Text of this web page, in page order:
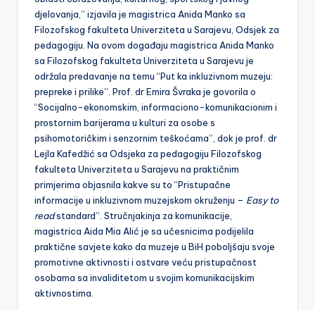
djelovanja,” izjavila je magistrica Anida Manko sa
Filozofskog fakulteta Univerziteta u Sarajevu, Odsjek za
pedagogiju. Na ovom događaju magistrica Anida Manko
sa Filozofskog fakulteta Univerziteta u Sarajevu je
održala predavanje na temu “Put ka inkluzivnom muzeju:
prepreke i prilike”. Prof. dr Emira Švraka je govorila o
“Socijalno-ekonomskim, informaciono-komunikacionim i
prostornim barijerama u kulturi za osobe s
psihomotoričkim i senzornim teškoćama”, dok je prof. dr
Lejla Kafedžić sa Odsjeka za pedagogiju Filozofskog
fakulteta Univerziteta u Sarajevu na praktičnim
primjerima objasnila kakve su to “Pristupačne
informacije u inkluzivnom muzejskom okruženju – Easy to
readstandard”. Stručnjakinja za komunikacije,
magistrica Aida Mia Alić je sa učesnicima podijelila
praktične savjete kako da muzeje u BiH poboljšaju svoje
promotivne aktivnosti i ostvare veću pristupačnost
osobama sa invaliditetom u svojim komunikacijskim
aktivnostima.